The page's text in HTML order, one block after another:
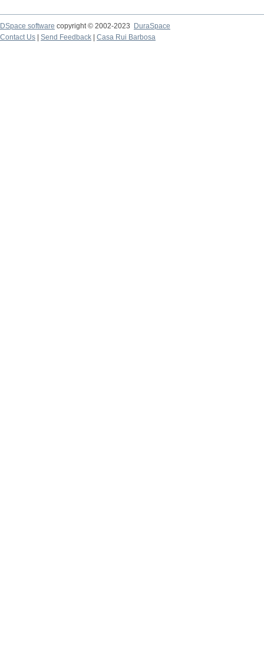
DSpace software copyright © 2002-2023
DuraSpace
Contact Us
Send Feedback Casa Rui Barbosa